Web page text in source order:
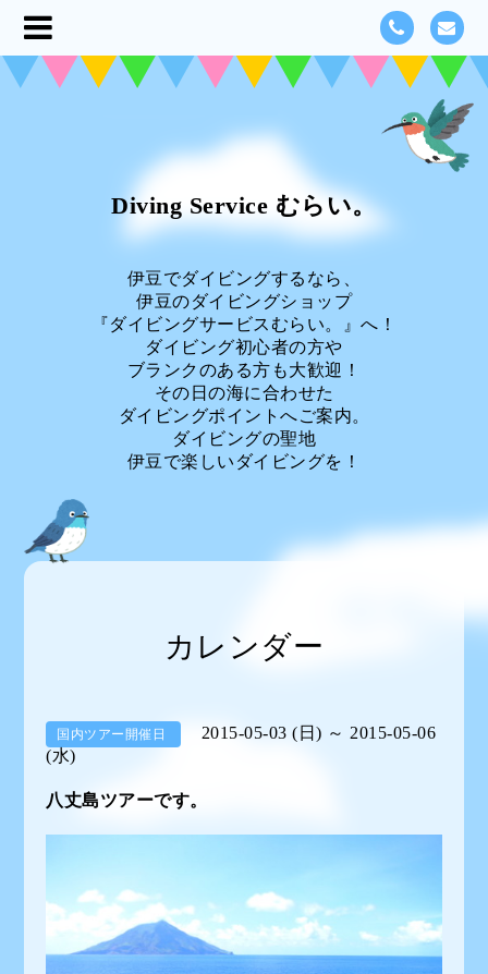
Diving Service むらい。
伊豆でダイビングするなら、
伊豆のダイビングショップ
『ダイビングサービスむらい。』へ！
ダイビング初心者の方や
ブランクのある方も大歓迎！
その日の海に合わせた
ダイビングポイントへご案内。
ダイビングの聖地
伊豆で楽しいダイビングを！
カレンダー
国内ツアー開催日
2015-05-03 (日) ～ 2015-05-06
(水)
八丈島ツアーです。